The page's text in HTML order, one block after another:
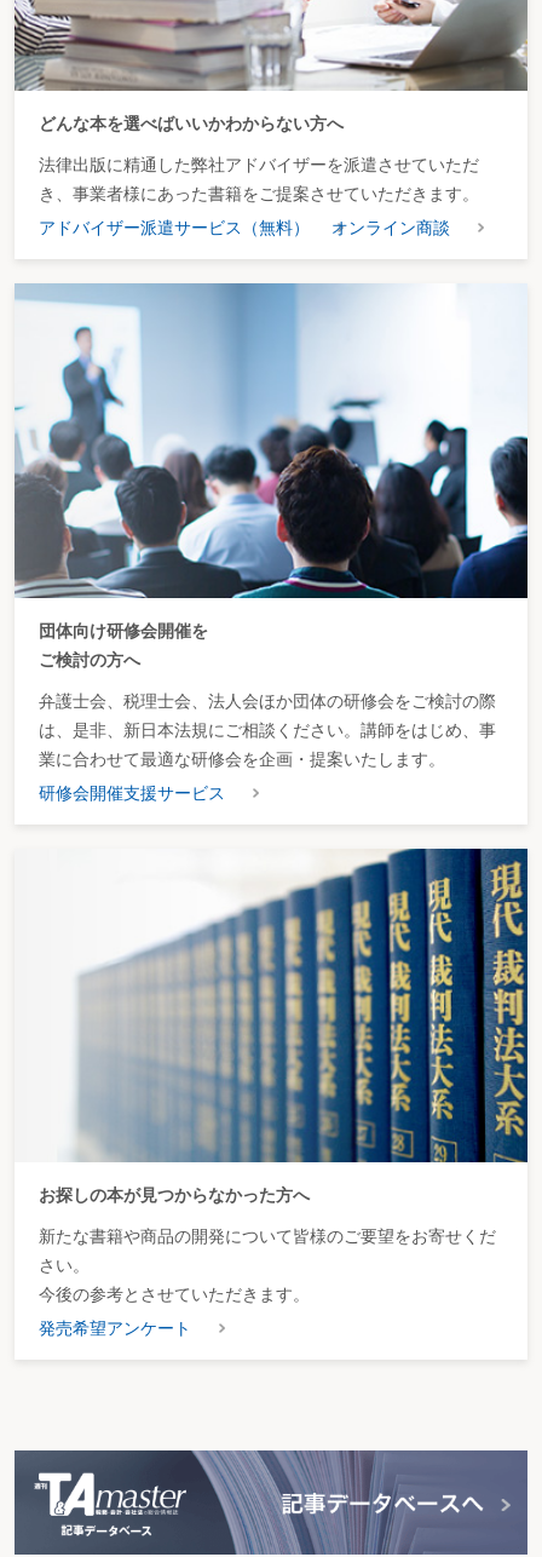
どんな本を選べばいいかわからない方へ
法律出版に精通した弊社アドバイザーを派遣させていただ
き、事業者様にあった書籍をご提案させていただきます。
アドバイザー派遣サービス（無料）
オンライン商談
団体向け研修会開催を
ご検討の方へ
弁護士会、税理士会、法人会ほか団体の研修会をご検討の際
は、是非、新日本法規にご相談ください。講師をはじめ、事
業に合わせて最適な研修会を企画・提案いたします。
研修会開催支援サービス
お探しの本が見つからなかった方へ
新たな書籍や商品の開発について皆様のご要望をお寄せくだ
さい。
今後の参考とさせていただきます。
発売希望アンケート